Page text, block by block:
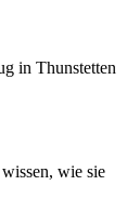
in Thunstetten
wie sie